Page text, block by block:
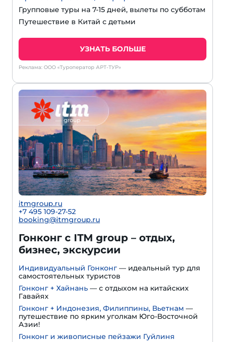
Групповые туры на 7-15 дней, вылеты по субботам
Путешествие в Китай с детьми
УЗНАТЬ БОЛЬШЕ
Реклама: ООО «Туроператор АРТ-ТУР»
itmgroup.ru
+7 495 109-27-52
booking@itmgroup.ru
Гонконг с ITM group – отдых,
бизнес, экскурсии
Индивидуальный Гонконг — идеальный тур для
самостоятельных туристов
Гонконг + Хайнань — с отдыхом на китайских
Гавайях
Гонконг + Индонезия, Филиппины, Вьетнам —
путешествие по ярким уголкам Юго-Восточной
Азии!
Гонконг и живописные пейзажи Гуйлиня